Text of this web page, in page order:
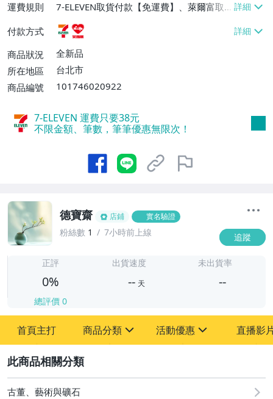
運費規則
7-ELEVEN取貨付款【免運費】、萊爾富取
貨付款【免運費】
付款方式
商品狀況
全新品
所在地區
台北市
商品編號
101746020922
7-ELEVEN 運費只要38元
不限金額、筆數，筆筆優惠無限次！
德寶齋 店鋪 實名驗證
粉絲數 1 7小時前上線 追蹤
-
正評
0%
總評價 0
出貨速度
-- 天
未出貨率
--
首頁主打 商品分類
其它
活動優惠
[全店] 追蹤本賣場立減60元【粉絲轉享】
直播影
古董、藝術與礦石